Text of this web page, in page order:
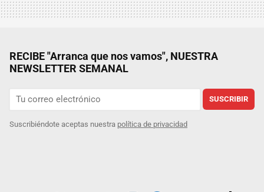
RECIBE "Arranca que nos vamos", NUESTRA
NEWSLETTER SEMANAL
SUSCRIBIR
Suscribiéndote aceptas nuestra política de privacidad